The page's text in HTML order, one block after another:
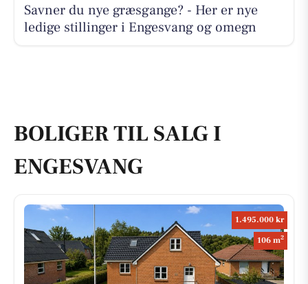
Savner du nye græsgange? - Her er nye
ledige stillinger i Engesvang og omegn
BOLIGER TIL SALG I
ENGESVANG
1.495.000 kr
106 m2